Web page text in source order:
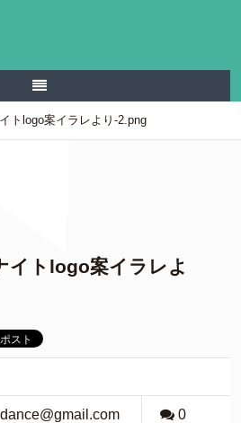
トlogo案イラレより-2.png
イトlogo案イラレよ
0